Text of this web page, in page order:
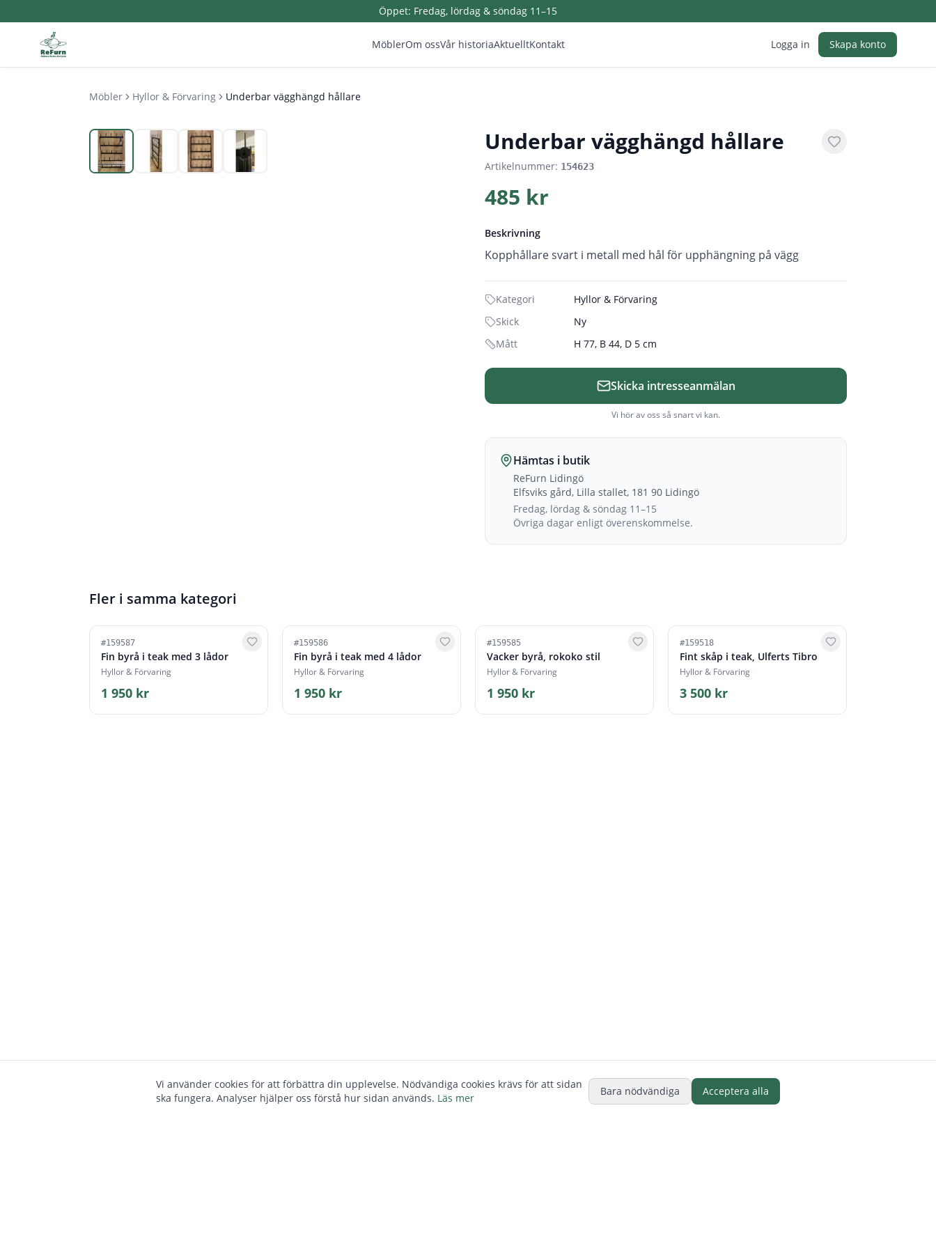
Öppet: Fredag, lördag & söndag 11–15
MöblerOm ossVår historiaAktuelltKontakt Logga in Skapa konto
Möbler Hyllor & Förvaring Underbar vägghängd hållare
Underbar vägghängd hållare
Artikelnummer: 154623
485 kr
Beskrivning
Kopphållare svart i metall med hål för upphängning på vägg
Kategori
Hyllor & Förvaring
Skick
Ny
Mått
H 77, B 44, D 5 cm
Skicka intresseanmälan
Vi hör av oss så snart vi kan.
Hämtas i butik
ReFurn Lidingö
Elfsviks gård, Lilla stallet, 181 90 Lidingö
Fredag, lördag & söndag 11–15
Övriga dagar enligt överenskommelse.
Fler i samma kategori
#159587
Fin byrå i teak med 3 lådor
Hyllor & Förvaring
1 950 kr
#159586
Fin byrå i teak med 4 lådor
Hyllor & Förvaring
1 950 kr
#159585
Vacker byrå, rokoko stil
Hyllor & Förvaring
1 950 kr
#159518
Fint skåp i teak, Ulferts Tibro
Hyllor & Förvaring
3 500 kr
Vi använder cookies för att förbättra din upplevelse. Nödvändiga cookies krävs för att sidan
ska fungera. Analyser hjälper oss förstå hur sidan används. Läs mer
Bara nödvändiga Acceptera alla